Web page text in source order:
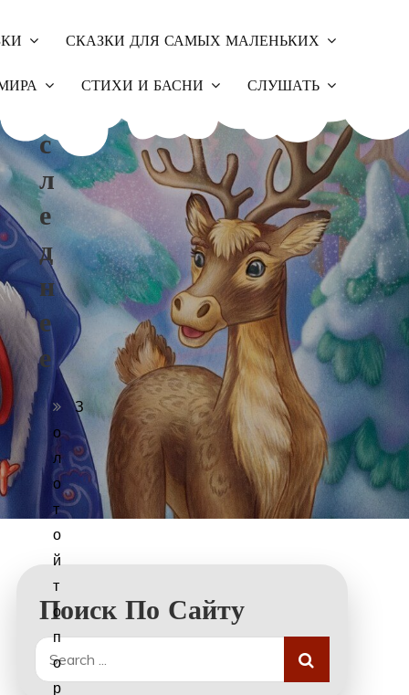
СКАЗКИ ДЛЯ САМЫХ МАЛЕНЬКИХ
СТИХИ И БАСНИ СЛУШАТЬ
Поиск По Сайту
Search
for:
С
Л
Е
Д
Н
Е
Е
З
о
л
о
т
о
й
т
о
п
о
р